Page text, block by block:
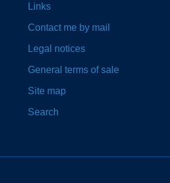
Links
Contact me by mail
Legal notices
General terms of sale
Site map
Search